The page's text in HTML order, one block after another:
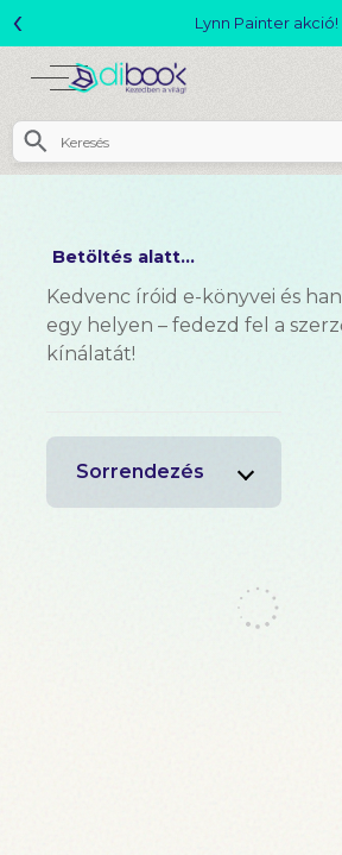
Lynn Painter akció!
‹
Betöltés alatt...
Kedvenc íróid e-könyvei és
egy helyen – fedezd fel a
kínálatát!
Sorrendezés